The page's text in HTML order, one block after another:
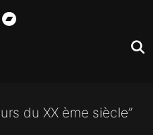
du XX ème siècle”